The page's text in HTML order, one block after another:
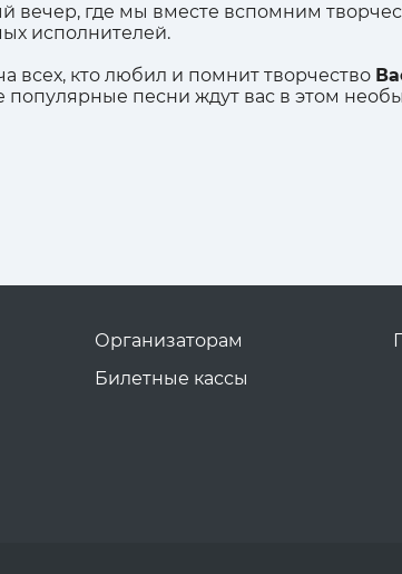
вечер, где мы вместе вспомним
исполнителей.
всех, кто любил и помнит творчество
популярные песни ждут вас в этом
Организаторам
Билетные кассы